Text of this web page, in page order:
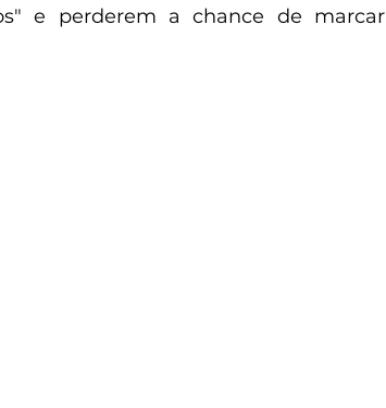
e perderem a chance de marcar